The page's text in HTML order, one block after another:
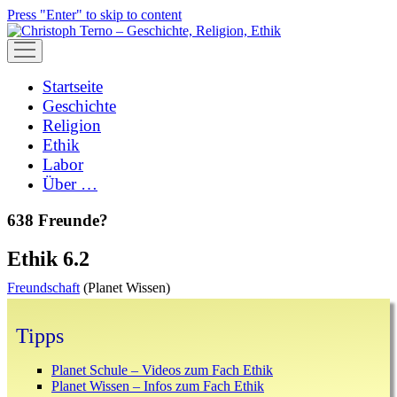
Press "Enter" to skip to content
open
menu
Startseite
Geschichte
Religion
Ethik
Labor
Über …
638 Freunde?
Ethik 6.2
Freundschaft (Planet Wissen)
Tipps
Planet Schule – Videos zum Fach Ethik
Planet Wissen – Infos zum Fach Ethik